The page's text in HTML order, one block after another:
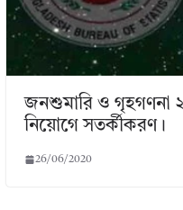
জনশুমারি ও গৃহগণনা
নিয়োগে সতর্কীকরণ।
26/06/2020